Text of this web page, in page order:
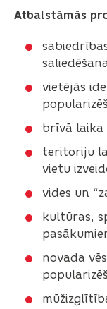
Atbalstāmās
vietējās
brīvā laika
teritoriju
vietu
vides un
kultūras,
novada